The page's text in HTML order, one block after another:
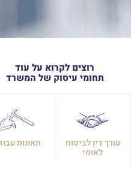
רוצים לקרוא על עוד
תחומי עיסוק של המשרד
עורך דין לביטוח
לאומי
תאונות